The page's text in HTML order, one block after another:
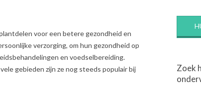
voor een betere gezondheid en
verzorging, om hun gezondheid op
en voedselbereiding.
gebieden zijn ze nog steeds populair bij
Zoek